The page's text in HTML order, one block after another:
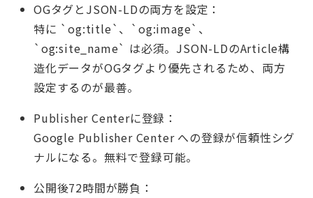
OGタグとJSON-LDの両方を設定：
特に `og:title`、`og:image`、
`og:site_name` は必須。JSON-LDのArticle構
造化データがOGタグより優先されるため、両方
設定するのが最善。
Publisher Centerに登録：
Google Publisher Center への登録が信頼性シグ
ナルになる。無料で登録可能。
公開後72時間が勝負：